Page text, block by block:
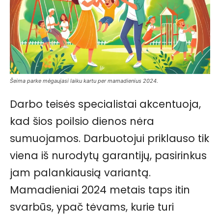
Šeima parke mėgaujasi laiku kartu per mamadienius 2024.
Darbo teisės specialistai akcentuoja,
kad šios poilsio dienos nėra
sumuojamos. Darbuotojui priklauso tik
viena iš nurodytų garantijų, pasirinkus
jam palankiausią variantą.
Mamadieniai 2024 metais taps itin
svarbūs, ypač tėvams, kurie turi